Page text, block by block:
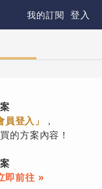
我的訂閱 登入
員登入」
，
的方案內容！
即前往 »